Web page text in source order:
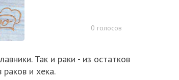
0 голосов
Так и раки - из остатков
раков и хека.